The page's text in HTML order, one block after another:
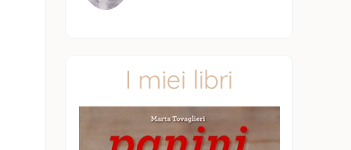
I miei libri